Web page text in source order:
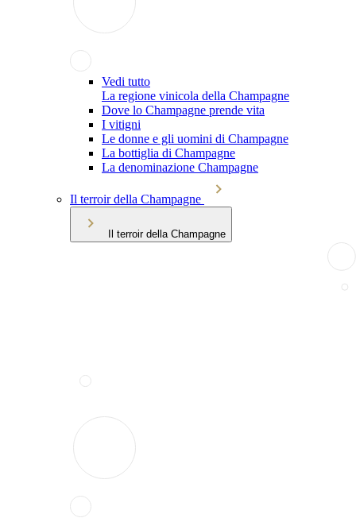
Vedi tutto
La regione vinicola della Champagne
Dove lo Champagne prende vita
I vitigni
Le donne e gli uomini di Champagne
La bottiglia di Champagne
La denominazione Champagne
Il terroir della Champagne
Il terroir della Champagne